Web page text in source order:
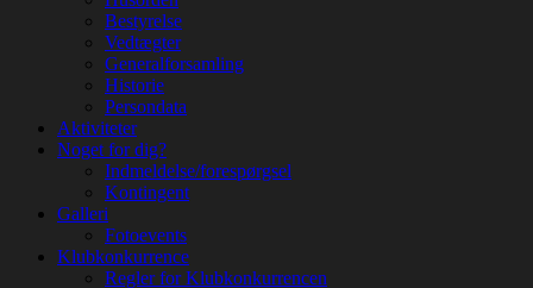
Bestyrelse
Vedtægter
Generalforsamling
Historie
Persondata
Aktiviteter
Noget for dig?
Indmeldelse/forespørgsel
Kontingent
Galleri
Fotoevents
Klubkonkurrence
Regler for Klubkonkurrencen